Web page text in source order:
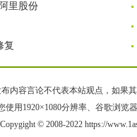
里股份
复
内容言论不代表本站观点，如果
使用1920×1080分辨率、谷歌浏览
Copygight © 2008-2022 https://